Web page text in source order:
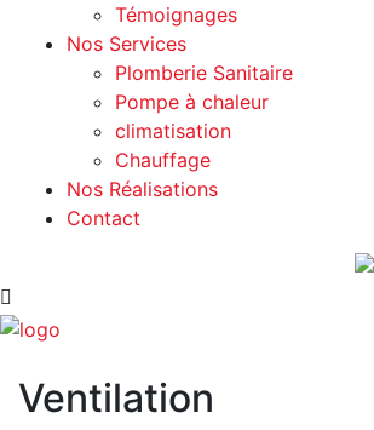
Témoignages
Nos Services
Plomberie Sanitaire
Pompe à chaleur
climatisation
Chauffage
Nos Réalisations
Contact
Ventilation